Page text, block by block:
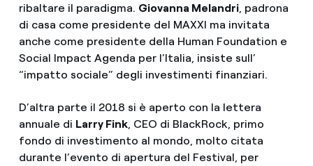
ribaltare il paradigma. Giovanna Melandri, padrona
di casa come presidente del MAXXI ma invitata
anche come presidente della Human Foundation e
Social Impact Agenda per l’Italia, insiste sull’
“impatto sociale” degli investimenti finanziari.
D’altra parte il 2018 si è aperto con la lettera
annuale di Larry Fink, CEO di BlackRock, primo
fondo di investimento al mondo, molto citata
durante l’evento di apertura del Festival, per